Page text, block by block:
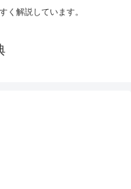
く解説しています。